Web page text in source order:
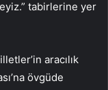
tabirlerine yer
aracılık
övgüde